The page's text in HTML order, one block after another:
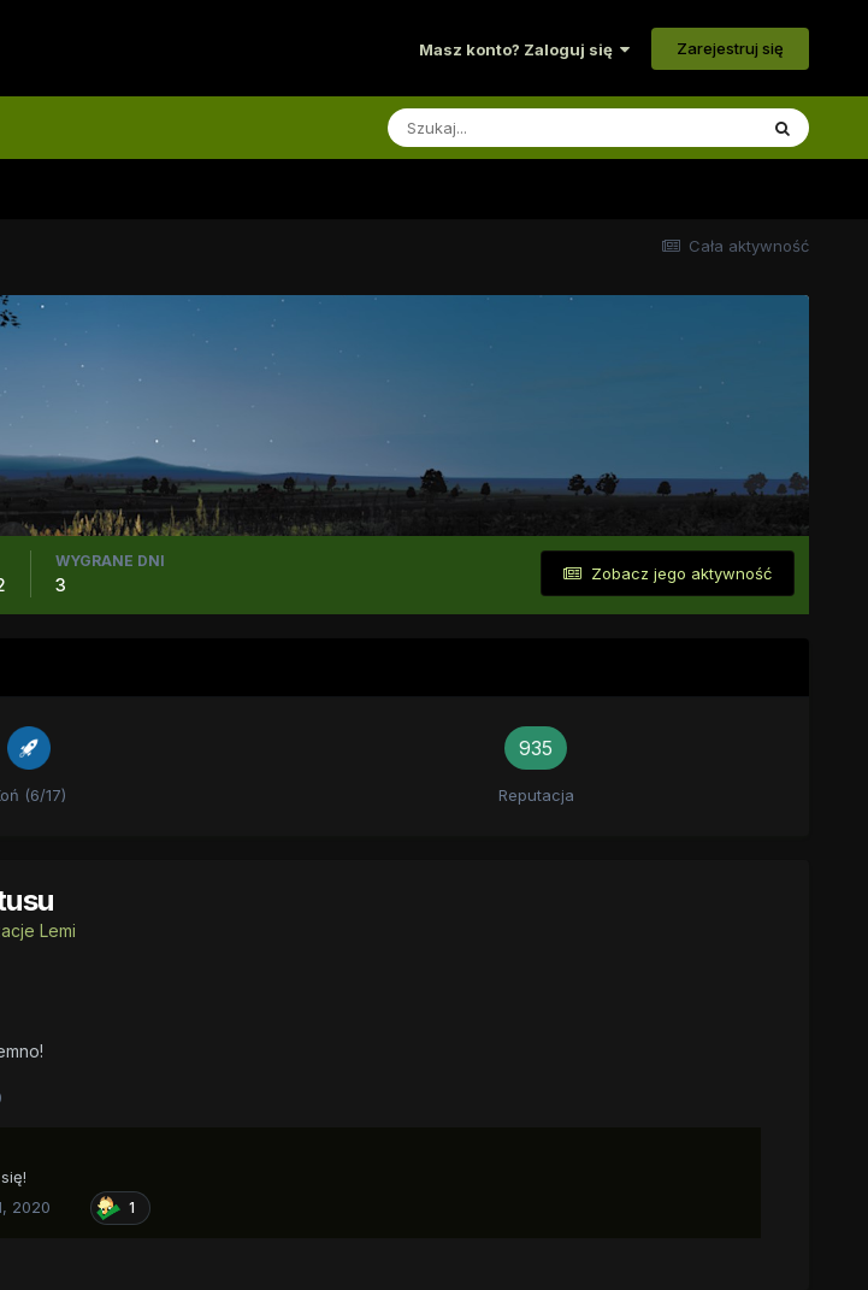
Masz konto? Zaloguj się Zarejestruj się
Cała aktywność
Zobacz jego aktywność
WYGRANE DNI
3
(6/17)
935
Reputacja
Lemi
2020
1